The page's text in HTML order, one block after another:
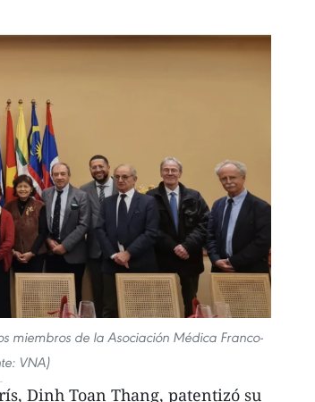
miembros de la Asociación Médica Franco-
VNA)
Dinh Toan Thang, patentizó su